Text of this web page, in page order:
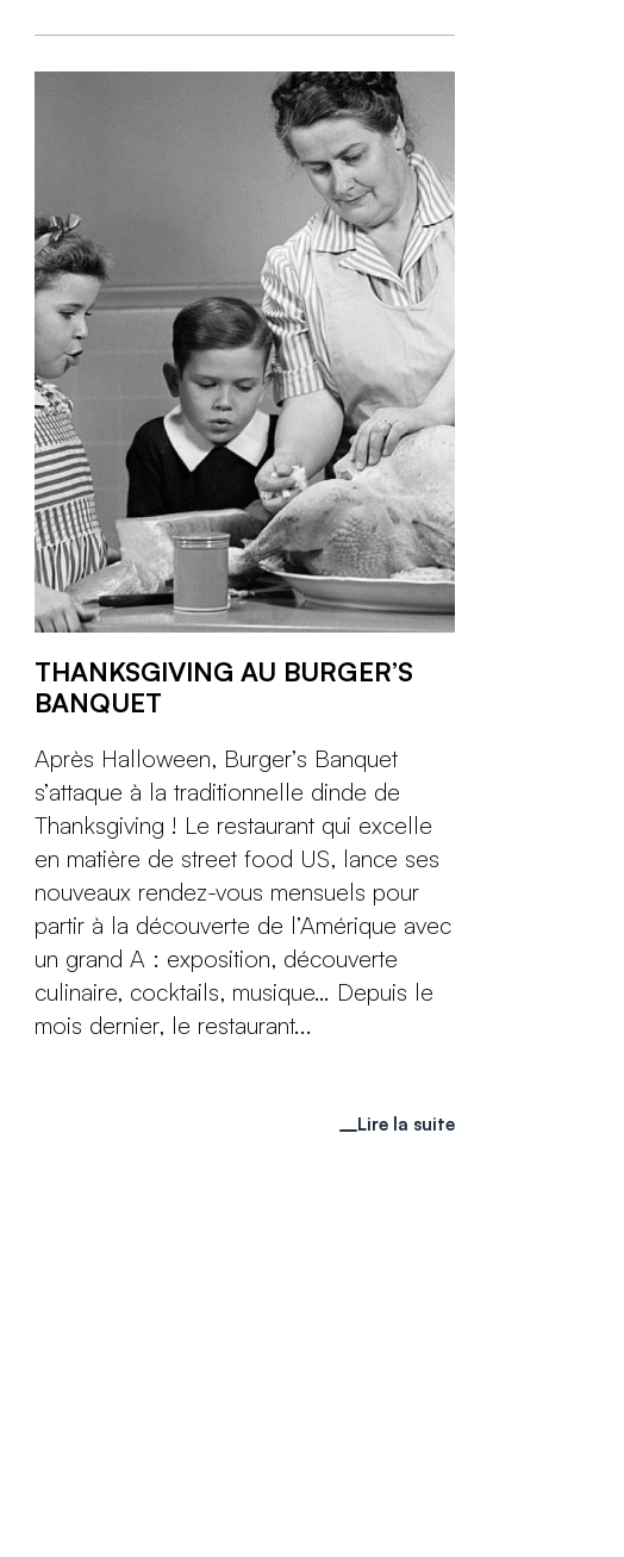
THANKSGIVING AU BURGER’S
BANQUET
Après Halloween, Burger’s Banquet
s’attaque à la traditionnelle dinde de
Thanksgiving ! Le restaurant qui excelle
en matière de street food US, lance ses
nouveaux rendez-vous mensuels pour
partir à la découverte de l’Amérique avec
un grand A : exposition, découverte
culinaire, cocktails, musique… Depuis le
mois dernier, le restaurant...
Lire la suite